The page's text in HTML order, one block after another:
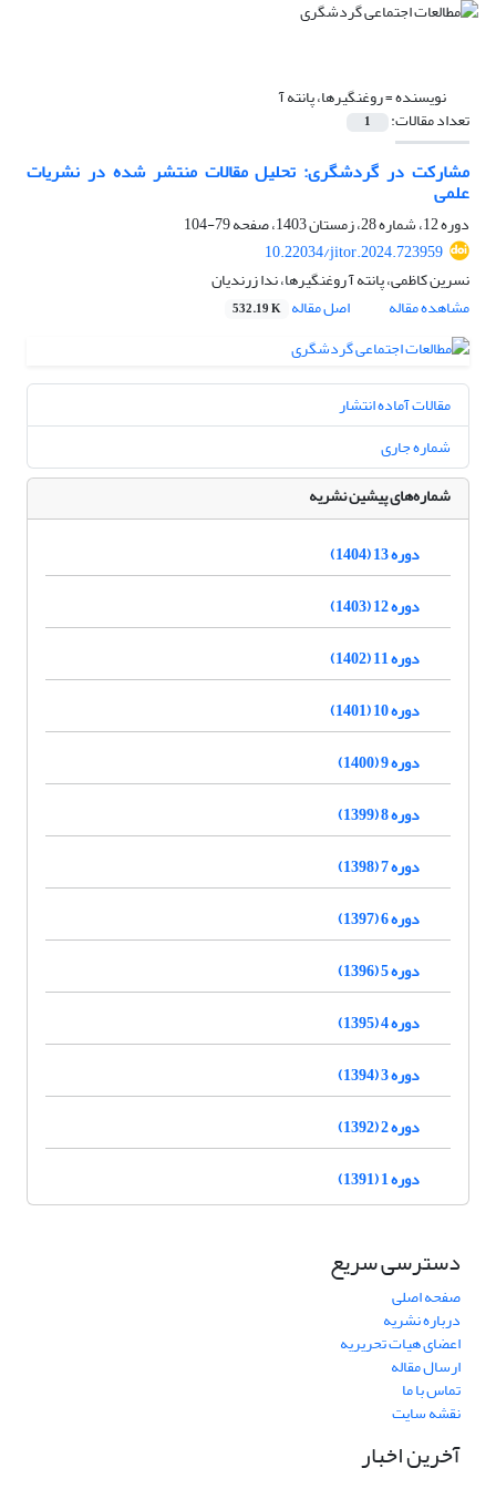
نویسنده =روغنگیرها، پانته آ
تعداد مقالات: 1
مشارکت در گردشگری: تحلیل مقالات منتشر شده در نشریات
علمی
دوره 12، شماره 28، زمستان 1403، صفحه
79-104
10.22034/jitor.2024.723959
نسرین کاظمی، پانته آ روغنگیرها، ندا زرندیان
مشاهده مقاله
اصل مقاله 532.19 K
مقالات آماده انتشار
شماره جاری
شماره‌های پیشین نشریه
دوره 13 (1404)
دوره 12 (1403)
دوره 11 (1402)
دوره 10 (1401)
دوره 9 (1400)
دوره 8 (1399)
دوره 7 (1398)
دوره 6 (1397)
دوره 5 (1396)
دوره 4 (1395)
دوره 3 (1394)
دوره 2 (1392)
دوره 1 (1391)
دسترسی سریع
صفحه اصلی
درباره نشریه
اعضای هیات تحریریه
ارسال مقاله
تماس با ما
نقشه سایت
آخرین اخبار